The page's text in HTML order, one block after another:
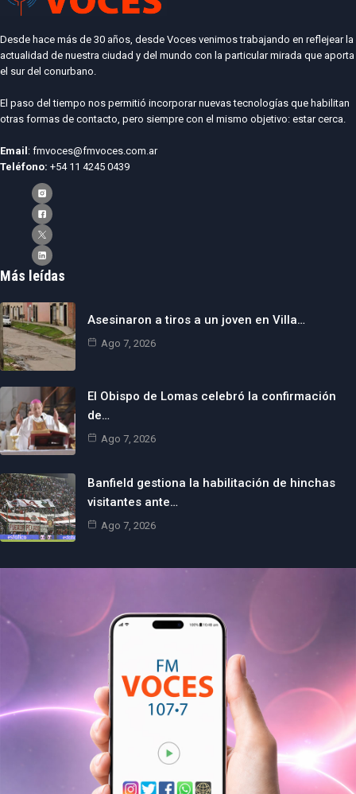
Desde hace más de 30 años, desde Voces venimos trabajando en reflejear la
actualidad de nuestra ciudad y del mundo con la particular mirada que aporta
el sur del conurbano.
El paso del tiempo nos permitió incorporar nuevas tecnologías que habilitan
otras formas de contacto, pero siempre con el mismo objetivo: estar cerca.
Email : fmvoces@fmvoces.com.ar
Teléfono: +54 11 4245 0439
Más leídas
Asesinaron a tiros a un joven en Villa…
Ago 7, 2026
El Obispo de Lomas celebró la confirmación
de…
Ago 7, 2026
Banfield gestiona la habilitación de hinchas
visitantes ante…
Ago 7, 2026